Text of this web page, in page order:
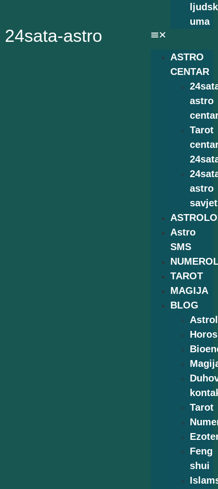
24sata-astro
uma
ASTRO
CENTAR
astro
Tarot
astro
savjet
Astro
SMS
TAROT
MAGIJA
BLOG
Tarot
Feng
shui